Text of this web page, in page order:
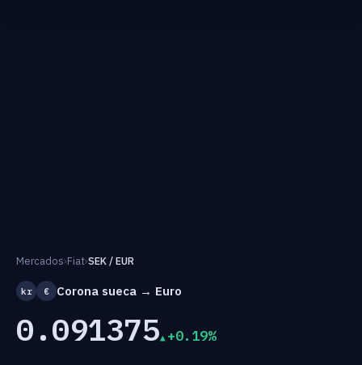
Mercados›Fiat›SEK / EUR
kr € Corona sueca → Euro
0.091375 +0.19%